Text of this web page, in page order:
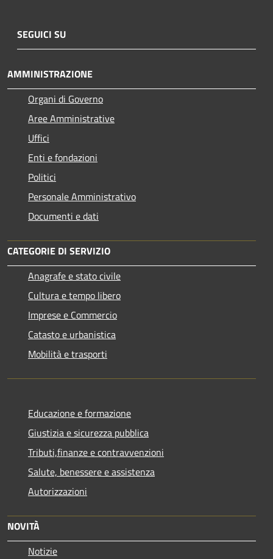
SEGUICI SU
AMMINISTRAZIONE
Organi di Governo
Aree Amministrative
Uffici
Enti e fondazioni
Politici
Personale Amministrativo
Documenti e dati
CATEGORIE DI SERVIZIO
Anagrafe e stato civile
Cultura e tempo libero
Imprese e Commercio
Catasto e urbanistica
Mobilità e trasporti
Educazione e formazione
Giustizia e sicurezza pubblica
Tributi,finanze e contravvenzioni
Salute, benessere e assistenza
Autorizzazioni
NOVITÀ
Notizie